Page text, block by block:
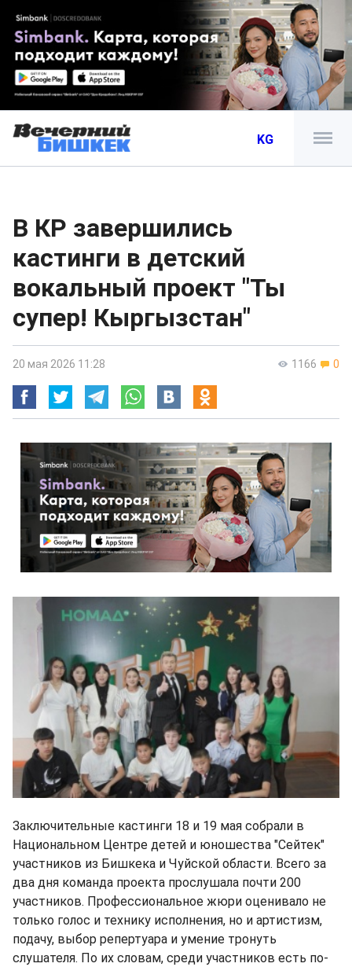
KG
В КР завершились
кастинги в детский
вокальный проект "Ты
супер! Кыргызстан"
1166 0
20 мая 2026 11:28
Заключительные кастинги 18 и 19 мая собрали в
Национальном Центре детей и юношества "Сейтек"
участников из Бишкека и Чуйской области. Всего за
два дня команда проекта прослушала почти 200
участников. Профессиональное жюри оценивало не
только голос и технику исполнения, но и артистизм,
подачу, выбор репертуара и умение тронуть
слушателя. По их словам, среди участников есть по-